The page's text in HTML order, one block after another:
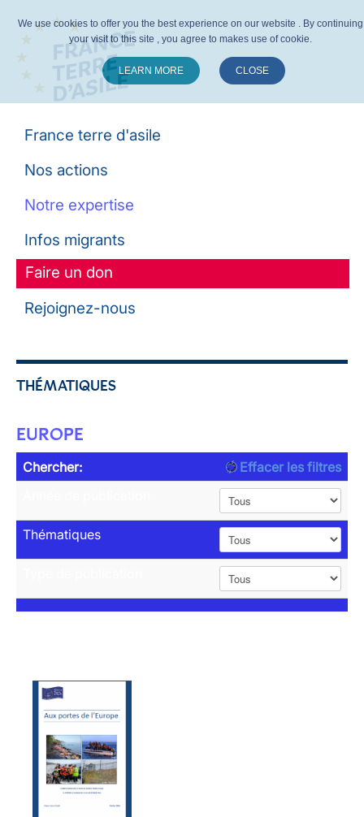
France terre d'asile
Nos actions
Notre expertise
Infos migrants
Faire un don
Rejoignez-nous
THÉMATIQUES
EUROPE
Chercher:
Effacer les filtres
Thématiques
We use cookies to offer you the best experience on our website . By continuing
your visit to this site , you agree to makes use of cookie.
LEARN MORE CLOSE